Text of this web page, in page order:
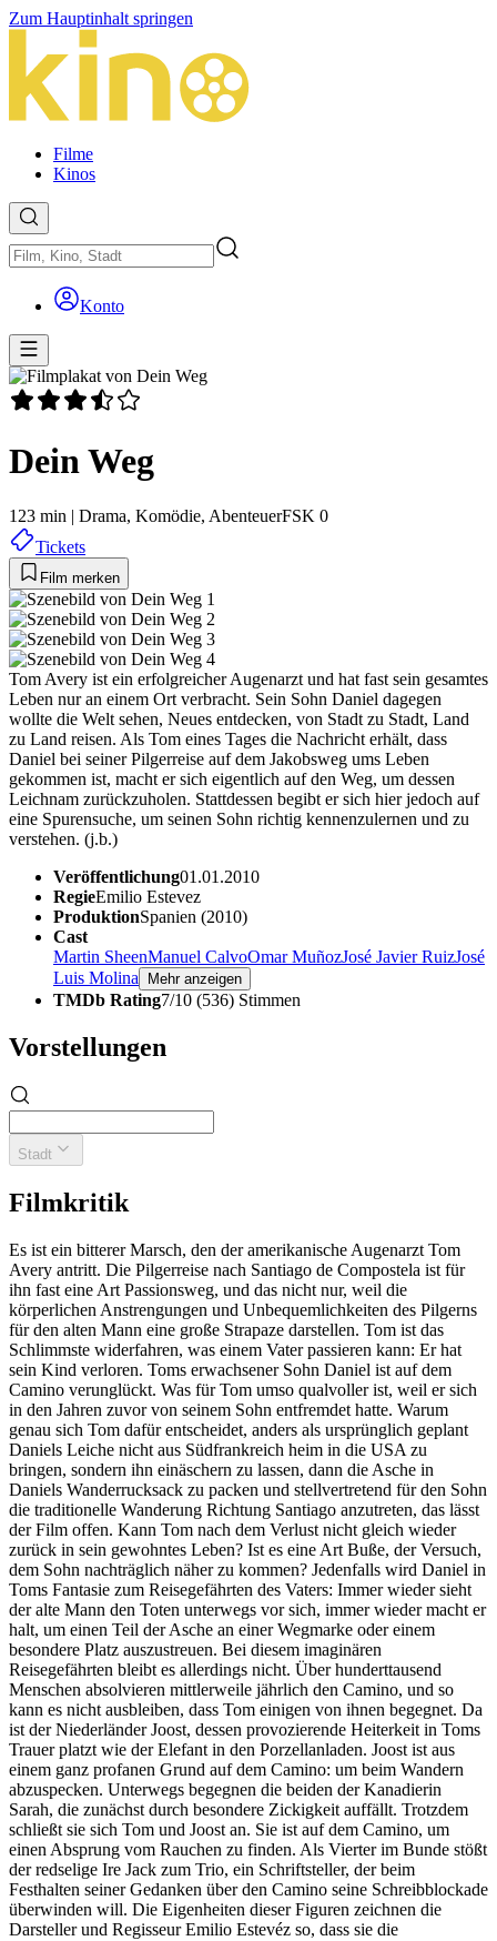
Zum Hauptinhalt springen
Filme
Kinos
Konto
Dein Weg
123 min | Drama, Komödie, AbenteuerFSK 0
Tickets
Film merken
Tom Avery ist ein erfolgreicher Augenarzt und hat fast sein gesamtes
Leben nur an einem Ort verbracht. Sein Sohn Daniel dagegen
wollte die Welt sehen, Neues entdecken, von Stadt zu Stadt, Land
zu Land reisen. Als Tom eines Tages die Nachricht erhält, dass
Daniel bei seiner Pilgerreise auf dem Jakobsweg ums Leben
gekommen ist, macht er sich eigentlich auf den Weg, um dessen
Leichnam zurückzuholen. Stattdessen begibt er sich hier jedoch auf
eine Spurensuche, um seinen Sohn richtig kennenzulernen und zu
verstehen. (j.b.)
Veröffentlichung01.01.2010
RegieEmilio Estevez
ProduktionSpanien (2010)
Cast
Martin SheenManuel CalvoOmar MuñozJosé Javier RuizJosé
Luis Molina
Mehr anzeigen
TMDb Rating7/10 (536) Stimmen
Vorstellungen
Stadt
Filmkritik
Es ist ein bitterer Marsch, den der amerikanische Augenarzt Tom
Avery antritt. Die Pilgerreise nach Santiago de Compostela ist für
ihn fast eine Art Passionsweg, und das nicht nur, weil die
körperlichen Anstrengungen und Unbequemlichkeiten des Pilgerns
für den alten Mann eine große Strapaze darstellen. Tom ist das
Schlimmste widerfahren, was einem Vater passieren kann: Er hat
sein Kind verloren. Toms erwachsener Sohn Daniel ist auf dem
Camino verunglückt. Was für Tom umso qualvoller ist, weil er sich
in den Jahren zuvor von seinem Sohn entfremdet hatte. Warum
genau sich Tom dafür entscheidet, anders als ursprünglich geplant
Daniels Leiche nicht aus Südfrankreich heim in die USA zu
bringen, sondern ihn einäschern zu lassen, dann die Asche in
Daniels Wanderrucksack zu packen und stellvertretend für den Sohn
die traditionelle Wanderung Richtung Santiago anzutreten, das lässt
der Film offen. Kann Tom nach dem Verlust nicht gleich wieder
zurück in sein gewohntes Leben? Ist es eine Art Buße, der Versuch,
dem Sohn nachträglich näher zu kommen? Jedenfalls wird Daniel in
Toms Fantasie zum Reisegefährten des Vaters: Immer wieder sieht
der alte Mann den Toten unterwegs vor sich, immer wieder macht er
halt, um einen Teil der Asche an einer Wegmarke oder einem
besondere Platz auszustreuen. Bei diesem imaginären
Reisegefährten bleibt es allerdings nicht. Über hunderttausend
Menschen absolvieren mittlerweile jährlich den Camino, und so
kann es nicht ausbleiben, dass Tom einigen von ihnen begegnet. Da
ist der Niederländer Joost, dessen provozierende Heiterkeit in Toms
Trauer platzt wie der Elefant in den Porzellanladen. Joost ist aus
einem ganz profanen Grund auf dem Camino: um beim Wandern
abzuspecken. Unterwegs begegnen die beiden der Kanadierin
Sarah, die zunächst durch besondere Zickigkeit auffällt. Trotzdem
schließt sie sich Tom und Joost an. Sie ist auf dem Camino, um
einen Absprung vom Rauchen zu finden. Als Vierter im Bunde stößt
der redselige Ire Jack zum Trio, ein Schriftsteller, der beim
Festhalten seiner Gedanken über den Camino seine Schreibblockade
überwinden will. Die Eigenheiten dieser Figuren zeichnen die
Darsteller und Regisseur Emilio Estevéz so, dass sie die